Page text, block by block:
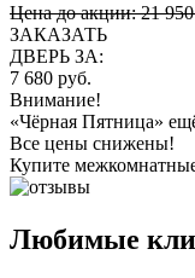
Цена до акции: 21
ЗАКАЗАТЬ
ДВЕРЬ ЗА:
7 680 руб.
Внимание!
«Чёрная Пятница»
Все цены снижены!
Купите
Любимые